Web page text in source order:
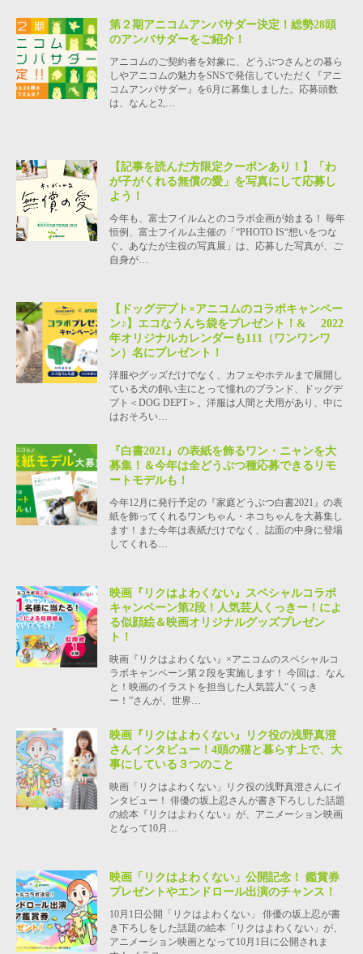
第２期アニコムアンバサダー決定！総勢28頭
のアンバサダーをご紹介！
アニコムのご契約者を対象に、どうぶつさんとの暮ら
しやアニコムの魅力をSNSで発信していただく『アニ
コムアンバサダー』を6月に募集しました。応募頭数
は、なんと2,…
【記事を読んだ方限定クーポンあり！】「わ
が子がくれる無償の愛」を写真にして応募し
よう！
今年も、富士フイルムとのコラボ企画が始まる！ 毎年
恒例、富士フイルム主催の「“PHOTO IS“想いをつな
ぐ。あなたが主役の写真展」は、応募した写真が、ご
自身が…
【ドッグデプト×アニコムのコラボキャンペー
ン♪】エコなうんち袋をプレゼント！& 2022
年オリジナルカレンダーも111（ワンワンワ
ン）名にプレゼント！
洋服やグッズだけでなく、カフェやホテルまで展開し
ている犬の飼い主にとって憧れのブランド、ドッグデ
プト＜DOG DEPT＞。洋服は人間と犬用があり、中に
はおそろい…
『白書2021』の表紙を飾るワン・ニャンを大
募集！＆今年は全どうぶつ種応募できるリモ
ートモデルも！
今年12月に発行予定の『家庭どうぶつ白書2021』の表
紙を飾ってくれるワンちゃん・ネコちゃんを大募集し
ます！また今年は表紙だけでなく、誌面の中身に登場
してくれる…
映画『リクはよわくない』スペシャルコラボ
キャンペーン第2段！人気芸人くっきー！によ
る似顔絵＆映画オリジナルグッズプレゼン
ト！
映画『リクはよわくない』×アニコムのスペシャルコ
ラボキャンペーン第２段を実施します！ 今回は、なん
と！映画のイラストを担当した人気芸人“くっき
ー！”さんが、世界…
映画『リクはよわくない』リク役の浅野真澄
さんインタビュー！4頭の猫と暮らす上で、大
事にしている３つのこと
映画「リクはよわくない」リク役の浅野真澄さんにイ
ンタビュー！ 俳優の坂上忍さんが書き下ろしした話題
の絵本『リクはよわくない』が、アニメーション映画
となって10月…
映画「リクはよわくない」公開記念！ 鑑賞券
プレゼントやエンドロール出演のチャンス！
10月1日公開「リクはよわくない」 俳優の坂上忍が書
き下ろしをした話題の絵本「リクはよわくない」が、
アニメーション映画となって10月1日に公開されま